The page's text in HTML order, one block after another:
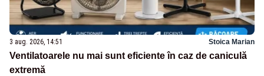
3 aug. 2026, 14:51 Stoica Marian
Ventilatoarele nu mai sunt eficiente în caz de caniculă
extremă